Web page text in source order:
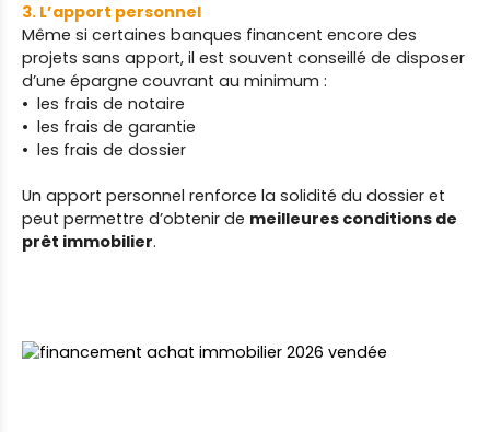
3. L’apport personnel
Même si certaines banques financent encore des
projets sans apport, il est souvent conseillé de disposer
d’une épargne couvrant au minimum :
les frais de notaire
les frais de garantie
les frais de dossier
Un apport personnel renforce la solidité du dossier et
peut permettre d’obtenir de meilleures conditions de
prêt immobilier.